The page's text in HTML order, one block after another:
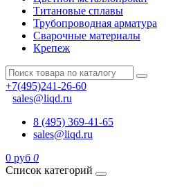
Титановые сплавы
Трубопроводная арматура
Сварочные материалы
Крепеж
+7(495)241-26-60
sales@liqd.ru
8 (495) 369-41-65
sales@liqd.ru
0 руб 0
Список категорий